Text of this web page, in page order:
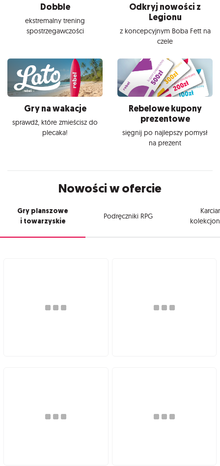
Dobble
ekstremalny trening
spostrzegawczości
Odkryj nowości z
Legionu
z koncepcyjnym Boba Fett na
czele
Gry na wakacje
sprawdź, które zmieścisz do
plecaka!
Rebelowe kupony
prezentowe
sięgnij po najlepszy pomysł
na prezent
Nowości w ofercie
Gry planszowe
i towarzyskie
Podręczniki RPG